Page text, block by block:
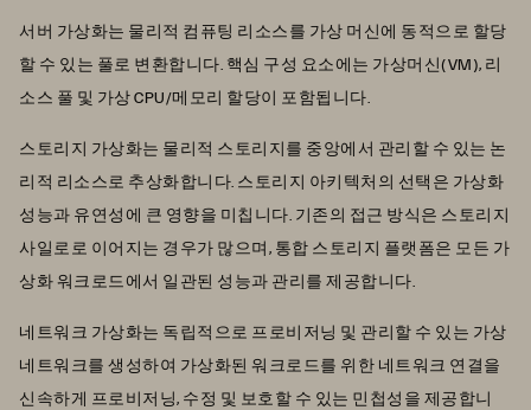
서버 가상화는 물리적 컴퓨팅 리소스를 가상 머신에 동적으로 할당
할 수 있는 풀로 변환합니다. 핵심 구성 요소에는 가상머신(VM), 리
소스 풀 및 가상 CPU/메모리 할당이 포함됩니다.
스토리지 가상화는 물리적 스토리지를 중앙에서 관리할 수 있는 논
리적 리소스로 추상화합니다. 스토리지 아키텍처의 선택은 가상화
성능과 유연성에 큰 영향을 미칩니다. 기존의 접근 방식은 스토리지
사일로로 이어지는 경우가 많으며, 통합 스토리지 플랫폼은 모든 가
상화 워크로드에서 일관된 성능과 관리를 제공합니다.
네트워크 가상화는 독립적으로 프로비저닝 및 관리할 수 있는 가상
네트워크를 생성하여 가상화된 워크로드를 위한 네트워크 연결을
신속하게 프로비저닝, 수정 및 보호할 수 있는 민첩성을 제공합니